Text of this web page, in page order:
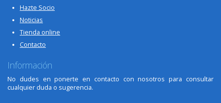
Hazte Socio
Noticias
Tienda online
Contacto
Información
No dudes en ponerte en contacto con nosotros para consultar
cualquier duda o sugerencia.